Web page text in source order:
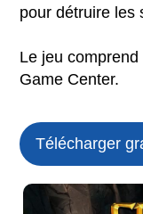
pour détruire les
Le jeu
Game Center.
Télécharger